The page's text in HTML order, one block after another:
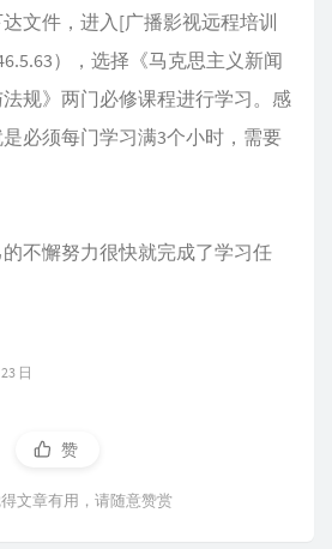
件，进入[广播影视远程培训
），选择《马克思主义新闻
规》两门必修课程进行学习。感
必须每门学习满3个小时，需要
懈努力很快就完成了学习任
日
赞
文章有用，请随意赞赏